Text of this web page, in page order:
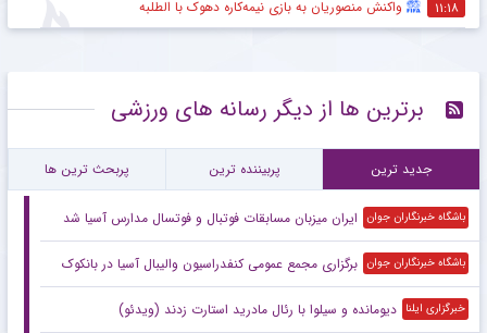
۱۱:۵۵ رقابت دروازه‌بان محبوب تراکتور با علیرضا بیرانوند
رقابت سخت هافبک‌های پرسپولیس برای ترکیب ثابت
پرسپولیس و دو خرید بلندمدت در آستانه نهایی‌سازی
۱۱:۱۸ واکنش منصوریان به بازی نیمه‌کاره دهوک با الطلبه
برترین ها از دیگر رسانه های ورزشی